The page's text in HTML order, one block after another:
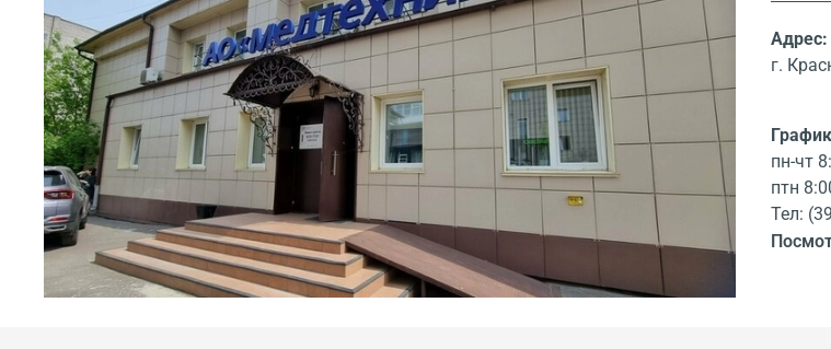
Адрес:
г.
пн-чт
птн
Тел: